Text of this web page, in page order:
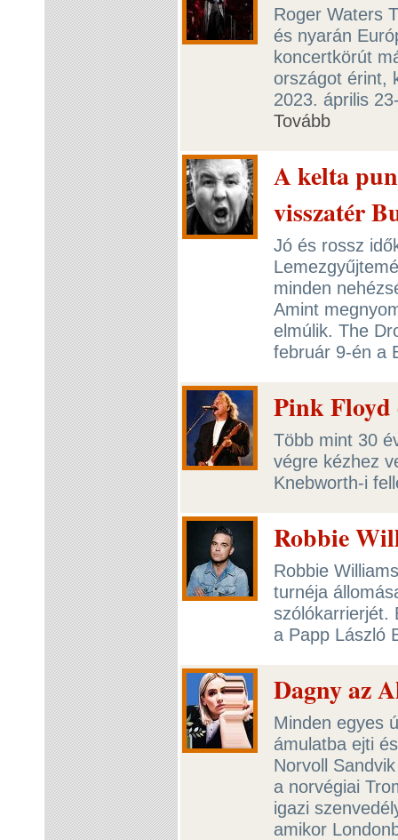
Roger Waters
és nyarán
koncertkörút
országot érint,
2023. április
Tovább
A kelta
visszatér
Jó és rossz
minden
Amint
elmúlik. The
február 9-én a
Pink Floyd
Több mint 30
végre kézhez
Knebworth-i
Robbie
Robbie
turnéja
szólókarrierjét.
a Papp László
Dagny az
Minden egyes
ámulatba ejti
Norvoll
a norvégiai
igazi
amikor